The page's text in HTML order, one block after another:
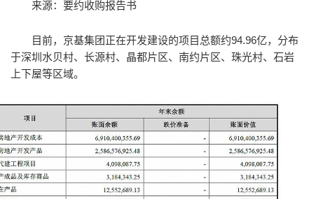
来源：要约收购报告书
目前，京基集团正在开发建设的项目总额约94.96亿，分布
于深圳水贝村、长源村、晶都片区、南约片区、珠光村、石岩
上下屋等区域。